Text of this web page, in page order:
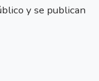
y se publican